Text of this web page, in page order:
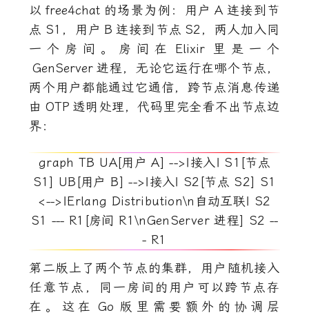
以 free4chat 的场景为例：用户 A 连接到节
点 S1 ，用户 B 连接到节点 S2，两人加入同
一个房间。房间在
Elixir
里是一个
GenServer 进程，无论它运行在哪个节点，
两个用户都能通过它通信，跨节点消息传递
由 OTP 透明处理，代码里完全看不出节点边
界：
graph TB UA[用户 A] -->|接入| S1[节点
S1] UB[用户 B] -->|接入| S2[节点 S2] S1
<-->|Erlang Distribution\n自动互联| S2
S1 --- R1[房间 R1\nGenServer 进程] S2 --
- R1
第二版上了两个节点的集群，用户随机接入
任意节点，同一房间的用户可以跨节点存
在。这在 Go 版里需要额外的协调层